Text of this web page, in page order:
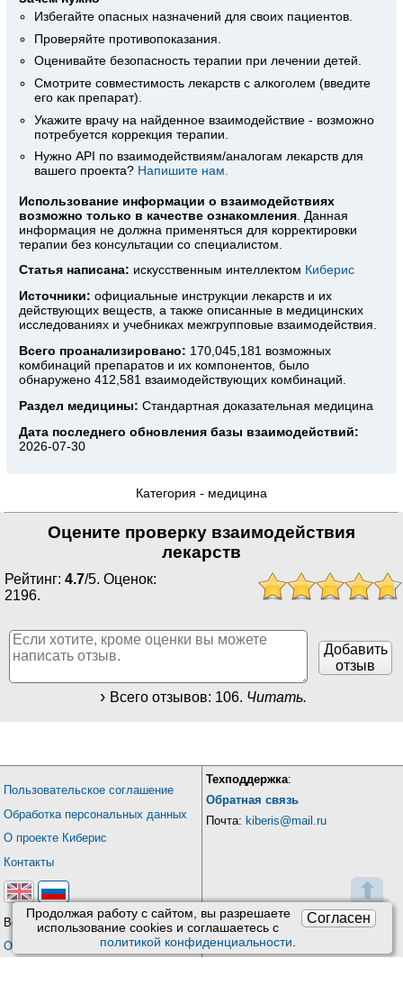
⬆
Согласен
Продолжая работу с сайтом, вы разрешаете
использование сookies и соглашаетесь с
политикой конфиденциальности.
Избегайте опасных назначений для своих пациентов.
Проверяйте противопоказания.
Оценивайте безопасность терапии при лечении детей.
Смотрите совместимость лекарств с алкоголем (введите
его как препарат).
Укажите врачу на найденное взаимодействие - возможно
потребуется коррекция терапии.
Нужно API по взаимодействиям/аналогам лекарств для
вашего проекта? Напишите нам.
Использование информации о взаимодействиях
возможно только в качестве ознакомления . Данная
информация не должна применяться для корректировки
терапии без консультации со специалистом.
Статья написана: искусственным интеллектом Киберис
Источники: официальные инструкции лекарств и их
действующих веществ, а также описанные в медицинских
исследованиях и учебниках межгрупповые взаимодействия.
Всего проанализировано: 170,045,181 возможных
комбинаций препаратов и их компонентов, было
обнаружено 412,581 взаимодействующих комбинаций.
Раздел медицины: Стандартная доказательная медицина
Дата последнего обновления базы взаимодействий:
2026-07-30
Категория - медицина
Оцените проверку взаимодействия
лекарств
Рейтинг: 4.7/5. Оценок:
2196.
Добавить
отзыв
Всего отзывов: 106. Читать.
Пользовательское соглашение
Обработка персональных данных
О проекте Киберис
Контакты
Версия: 4.9
Обновления
Техподдержка:
Обратная связь
Почта: kiberis@mail.ru